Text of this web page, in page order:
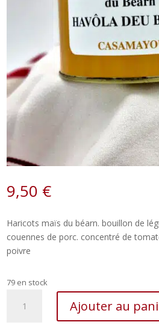
9,50 €
Haricots maïs du béarn. bouillon de
couennes de porc. concentré de
poivre
79 en stock
Ajouter au